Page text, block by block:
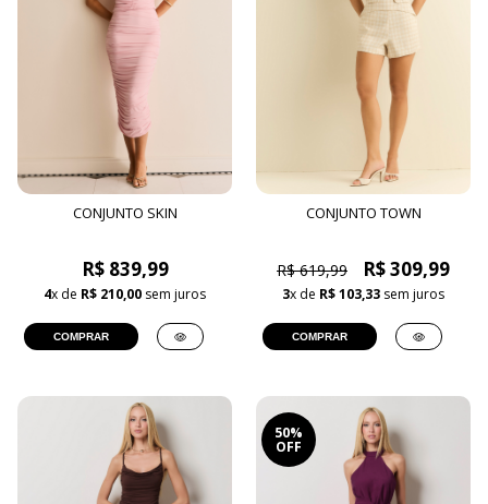
CONJUNTO SKIN
R$ 839,99
4x de R$ 210,00 sem juros
COMPRAR
CONJUNTO TOWN
R$ 619,99 R$ 309,99
3x de R$ 103,33 sem juros
COMPRAR
50%
OFF